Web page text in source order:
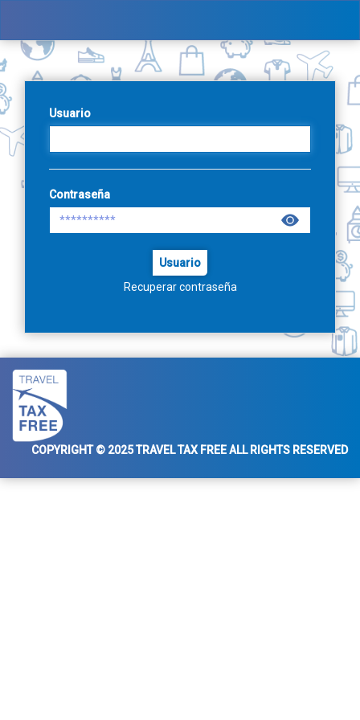
Usuario
Contraseña
Usuario
Recuperar contraseña
COPYRIGHT © 2025 TRAVEL TAX FREE ALL RIGHTS RESERVED